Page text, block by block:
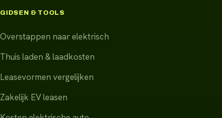
GIDSEN & TOOLS
Overstappen naar elektrisch
Thuis laden & laadkosten
Leasevormen vergelijken
Zakelijk EV leasen